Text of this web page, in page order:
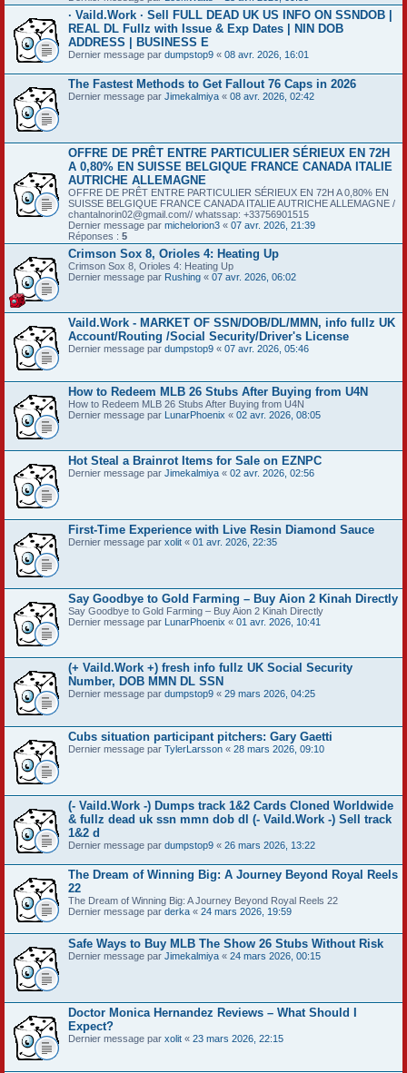
· Vaild.Work · Sell FULL DEAD UK US INFO ON SSNDOB |
REAL DL Fullz with Issue & Exp Dates | NIN DOB
ADDRESS | BUSINESS E
Dernier message par dumpstop9 « 08 avr. 2026, 16:01
The Fastest Methods to Get Fallout 76 Caps in 2026
Dernier message par Jimekalmiya « 08 avr. 2026, 02:42
OFFRE DE PRÊT ENTRE PARTICULIER SÉRIEUX EN 72H
A 0,80% EN SUISSE BELGIQUE FRANCE CANADA ITALIE
AUTRICHE ALLEMAGNE
OFFRE DE PRÊT ENTRE PARTICULIER SÉRIEUX EN 72H A 0,80% EN
SUISSE BELGIQUE FRANCE CANADA ITALIE AUTRICHE ALLEMAGNE /
chantalnorin02@gmail.com// whatssap: +33756901515
Dernier message par michelorion3 « 07 avr. 2026, 21:39
Réponses : 5
Crimson Sox 8, Orioles 4: Heating Up
Crimson Sox 8, Orioles 4: Heating Up
Dernier message par Rushing « 07 avr. 2026, 06:02
Vaild.Work - MARKET OF SSN/DOB/DL/MMN, info fullz UK
Account/Routing /Social Security/Driver's License
Dernier message par dumpstop9 « 07 avr. 2026, 05:46
How to Redeem MLB 26 Stubs After Buying from U4N
How to Redeem MLB 26 Stubs After Buying from U4N
Dernier message par LunarPhoenix « 02 avr. 2026, 08:05
Hot Steal a Brainrot Items for Sale on EZNPC
Dernier message par Jimekalmiya « 02 avr. 2026, 02:56
First-Time Experience with Live Resin Diamond Sauce
Dernier message par xolit « 01 avr. 2026, 22:35
Say Goodbye to Gold Farming – Buy Aion 2 Kinah Directly
Say Goodbye to Gold Farming – Buy Aion 2 Kinah Directly
Dernier message par LunarPhoenix « 01 avr. 2026, 10:41
(+ Vaild.Work +) fresh info fullz UK Social Security
Number, DOB MMN DL SSN
Dernier message par dumpstop9 « 29 mars 2026, 04:25
Cubs situation participant pitchers: Gary Gaetti
Dernier message par TylerLarsson « 28 mars 2026, 09:10
(- Vaild.Work -) Dumps track 1&2 Cards Cloned Worldwide
& fullz dead uk ssn mmn dob dl (- Vaild.Work -) Sell track
1&2 d
Dernier message par dumpstop9 « 26 mars 2026, 13:22
The Dream of Winning Big: A Journey Beyond Royal Reels
22
The Dream of Winning Big: A Journey Beyond Royal Reels 22
Dernier message par derka « 24 mars 2026, 19:59
Safe Ways to Buy MLB The Show 26 Stubs Without Risk
Dernier message par Jimekalmiya « 24 mars 2026, 00:15
Doctor Monica Hernandez Reviews – What Should I
Expect?
Dernier message par xolit « 23 mars 2026, 22:15